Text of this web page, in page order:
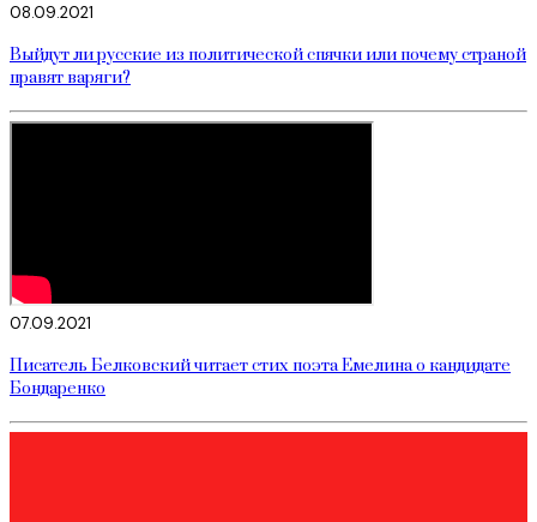
08.09.2021
Выйдут ли русские из политической спячки или почему страной
правят варяги?
07.09.2021
Писатель Белковский читает стих поэта Емелина о кандидате
Бондаренко